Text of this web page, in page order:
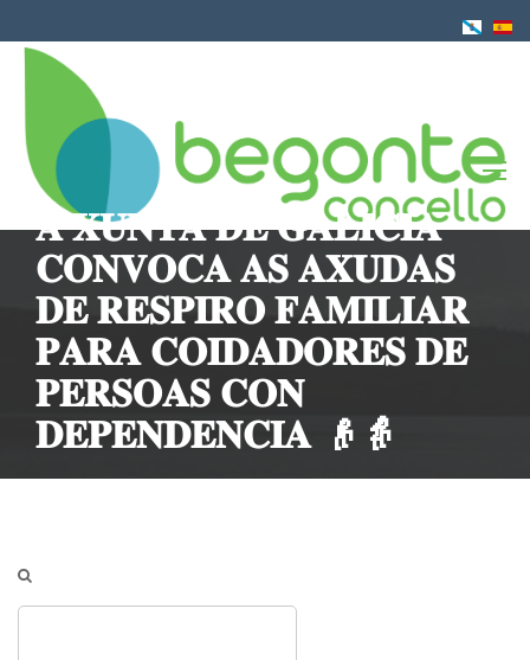
o
𝐀 𝐗𝐔𝐍𝐓𝐀 𝐃𝐄 𝐆𝐀𝐋𝐈𝐂𝐈𝐀
𝐂𝐎𝐍𝐕𝐎𝐂𝐀 𝐀𝐒 𝐀𝐗𝐔𝐃𝐀𝐒
𝐃𝐄 𝐑𝐄𝐒𝐏𝐈𝐑𝐎 𝐅𝐀𝐌𝐈𝐋𝐈𝐀𝐑
𝐏𝐀𝐑𝐀 𝐂𝐎𝐈𝐃𝐀𝐃𝐎𝐑𝐄𝐒 𝐃𝐄
𝐏𝐄𝐑𝐒𝐎𝐀𝐒 𝐂𝐎𝐍
𝐃𝐄𝐏𝐄𝐍𝐃𝐄𝐍𝐂𝐈𝐀 👴👵